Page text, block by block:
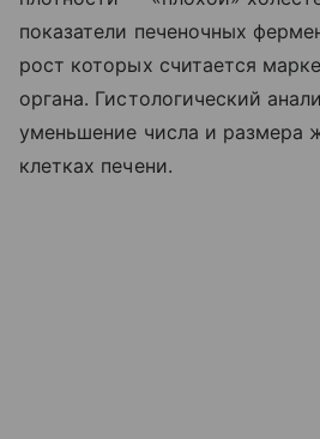
показатели печеночных
рост которых считается
органа. Гистологический
уменьшение числа и размера
клетках печени.